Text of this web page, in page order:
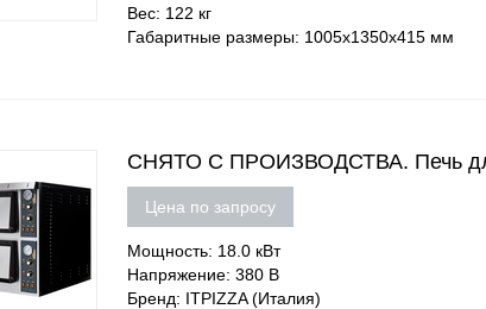
Вес: 122 кг
Габаритные размеры: 1005х1350х415 мм
СНЯТО С ПРОИЗВОДСТВА. Печь
Цена по запросу
Мощность: 18.0 кВт
Напряжение: 380 В
Бренд: ITPIZZA (Италия)